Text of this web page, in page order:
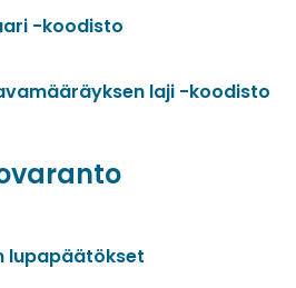
-koodisto
laji -koodisto
lupapäätökset